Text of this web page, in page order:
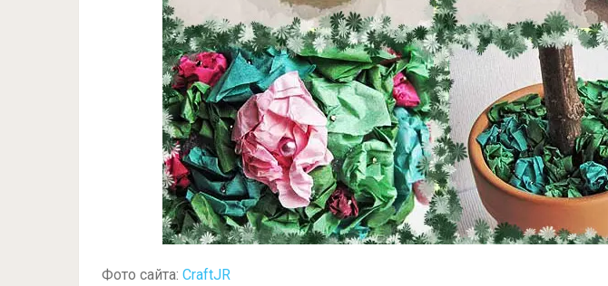
Фото сайта: CraftJR